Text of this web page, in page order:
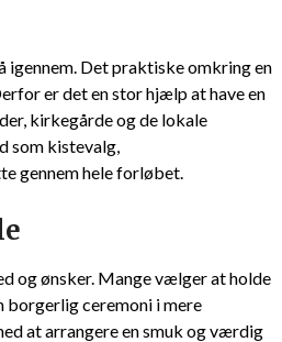
igennem. Det praktiske omkring en
er det en stor hjælp at have en
kirkegårde og de lokale
som kistevalg,
gennem hele forløbet.
og ønsker. Mange vælger at holde
borgerlig ceremoni i mere
at arrangere en smuk og værdig